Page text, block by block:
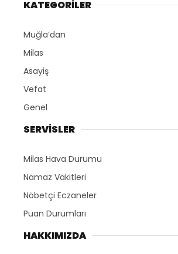
KATEGORİLER
Muğla’dan
Milas
Asayiş
Vefat
Genel
SERVİSLER
Milas Hava Durumu
Namaz Vakitleri
Nöbetçi Eczaneler
Puan Durumları
HAKKIMIZDA